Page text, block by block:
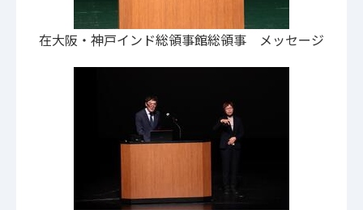
在大阪・神戸インド総領事館総領事 メッセージ